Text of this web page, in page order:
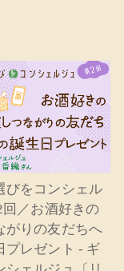
びをコンシェル
回／お酒好きの
がりの友だちへ
プレゼント - ギ